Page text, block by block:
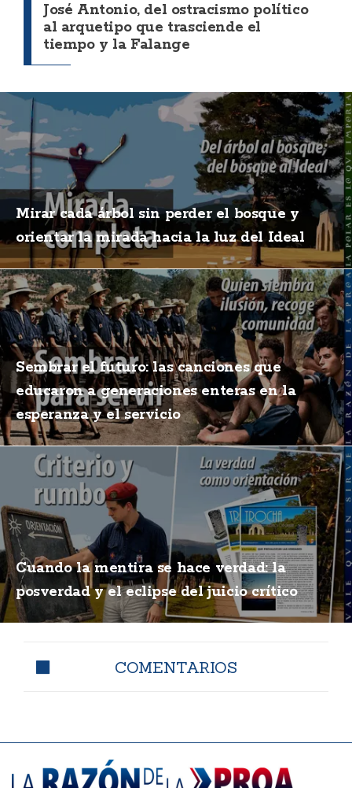
José Antonio, del ostracismo político
al arquetipo que trasciende el
tiempo y la Falange
Mirar cada árbol sin perder el bosque y
orientar la mirada hacia la luz del Ideal
Sembrar el futuro: las canciones que
educaron a generaciones enteras en la
esperanza y el servicio
Cuando la mentira se hace verdad: la
posverdad y el eclipse del juicio crítico
COMENTARIOS